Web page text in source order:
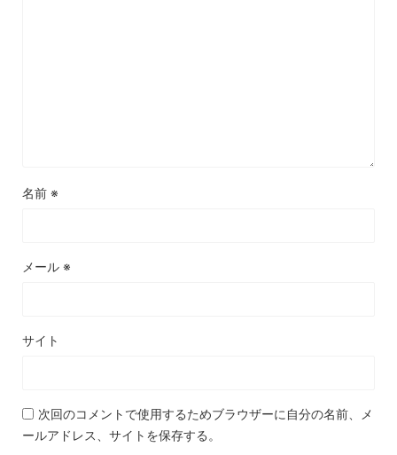
名前 ※
メール ※
サイト
次回のコメントで使用するためブラウザーに自分の名前、メ
ールアドレス、サイトを保存する。